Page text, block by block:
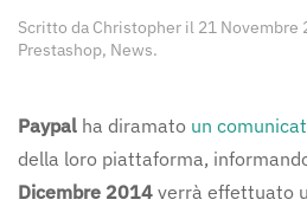
Scritto da Christopher il 21 Novembre
Prestashop, News.
Paypal ha diramato un
della loro piattaforma,
Dicembre 2014 verrà effettuato